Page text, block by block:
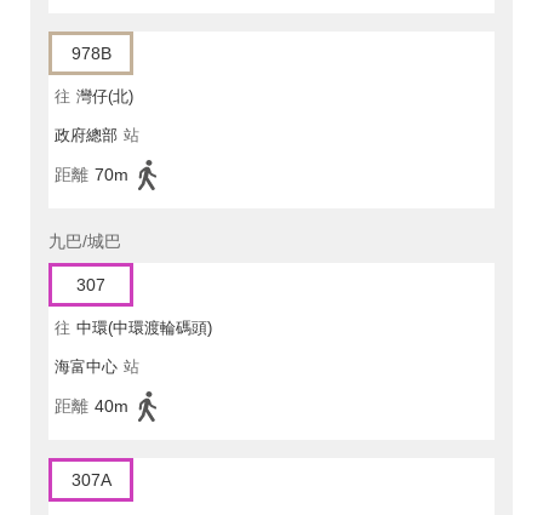
978B
往 灣仔(北)
政府總部 站
距離 70m
九巴/城巴
307
往 中環(中環渡輪碼頭)
海富中心 站
距離 40m
307A